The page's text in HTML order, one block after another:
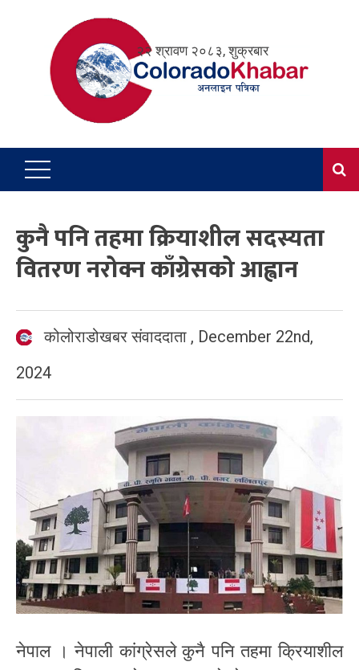
२२ श्रावण २०८३, शुक्रबार
कुनै पनि तहमा क्रियाशील सदस्यता
वितरण नरोक्न काँग्रेसको आह्वान
कोलोराडोखबर संवाददाता , December 22nd,
2024
नेपाल । नेपाली कांग्रेसले कुनै पनि तहमा क्रियाशील